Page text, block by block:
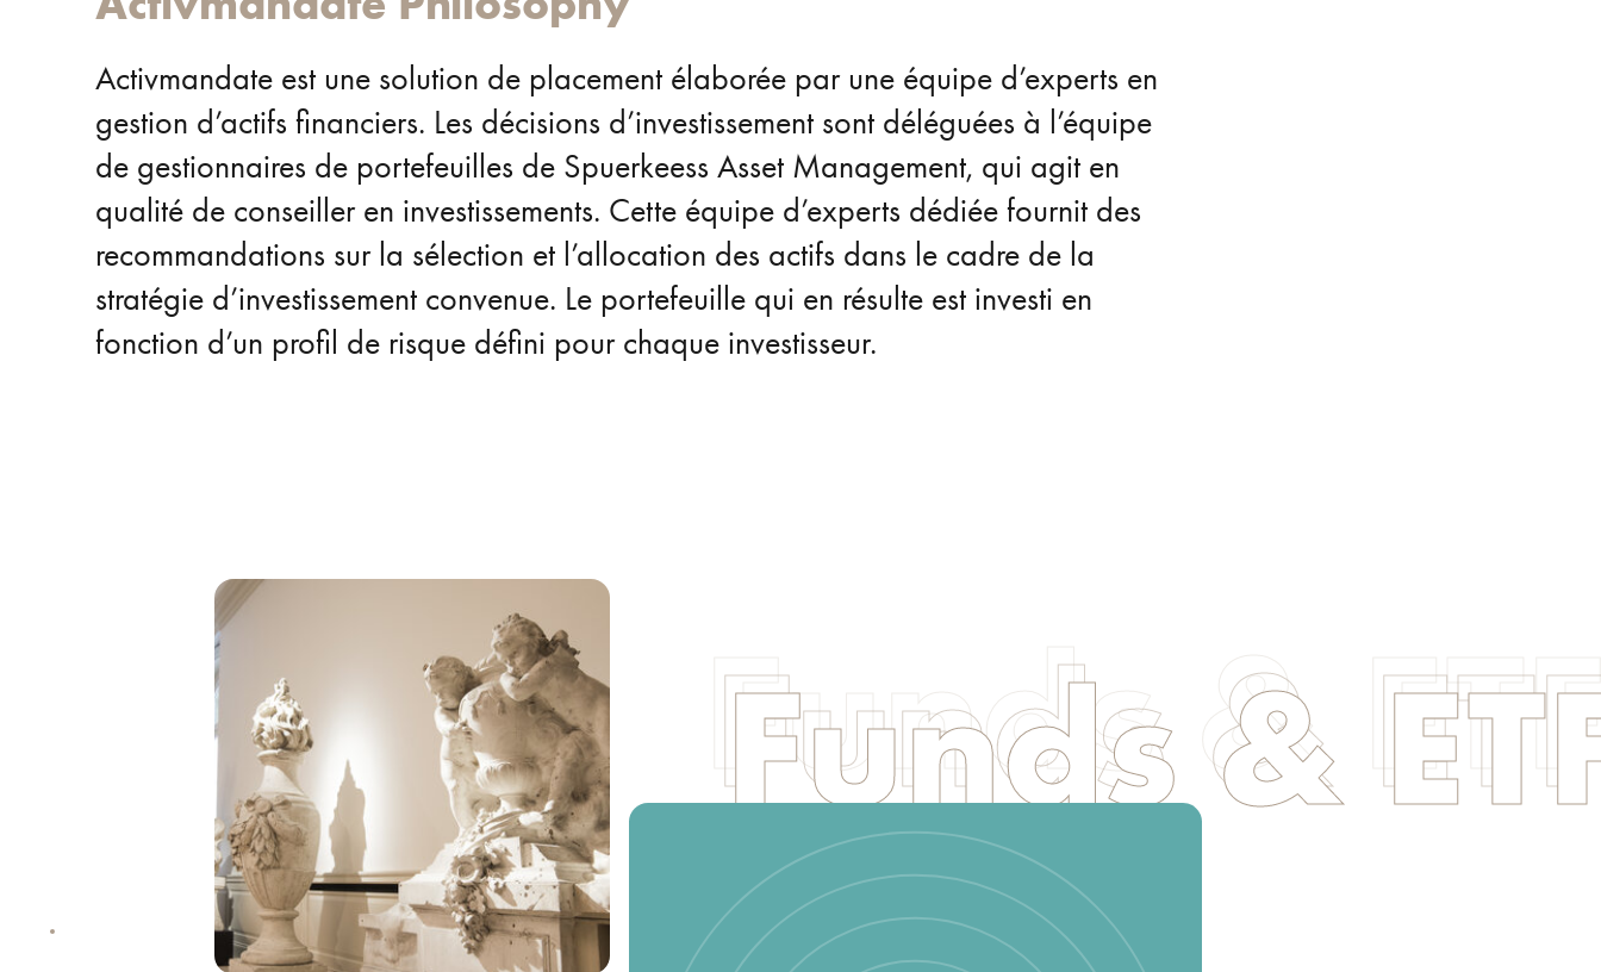
Activmandate est une solution de placement élaborée par une équipe d’experts en
gestion d’actifs financiers. Les décisions d’investissement sont déléguées à l’équipe
de gestionnaires de portefeuilles de Spuerkeess Asset Management, qui agit en
qualité de conseiller en investissements. Cette équipe d’experts dédiée fournit des
recommandations sur la sélection et l’allocation des actifs dans le cadre de la
stratégie d’investissement convenue. Le portefeuille qui en résulte est investi en
fonction d’un profil de risque défini pour chaque investisseur.
Funds &